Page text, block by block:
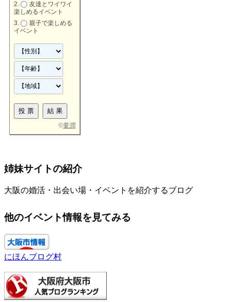
友達とワイワイ
楽しめるイベント
親子で楽しめる
イベント
©要潤
姉妹サイトの紹介
大阪の婚活・出会い場・イベントを紹介するブログ
他のイベント情報を見てみる
にほんブログ村